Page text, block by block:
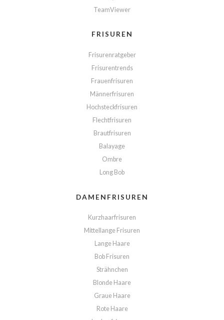
TeamViewer
FRISUREN
Frisurenratgeber
Frisurentrends
Frauenfrisuren
Männerfrisuren
Hochsteckfrisuren
Flechtfrisuren
Brautfrisuren
Balayage
Ombre
Long Bob
DAMENFRISUREN
Kurzhaarfrisuren
Mittellange Frisuren
Lange Haare
Bob Frisuren
Strähnchen
Blonde Haare
Graue Haare
Rote Haare